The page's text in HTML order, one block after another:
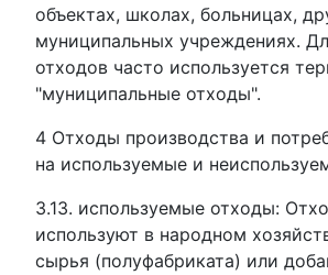
объектах, школах, больницах,
муниципальных учреждениях.
отходов часто используется
"муниципальные отходы".
4 Отходы производства и
на используемые и
3.13. используемые отходы:
используют в народном
сырья (полуфабриката) или